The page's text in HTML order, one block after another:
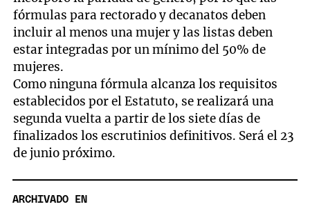
fórmulas para rectorado y decanatos deben
incluir al menos una mujer y las listas deben
estar integradas por un mínimo del 50% de
mujeres.
Como ninguna fórmula alcanza los requisitos
establecidos por el Estatuto, se realizará una
segunda vuelta a partir de los siete días de
finalizados los escrutinios definitivos. Será el 23
de junio próximo.
ARCHIVADO EN